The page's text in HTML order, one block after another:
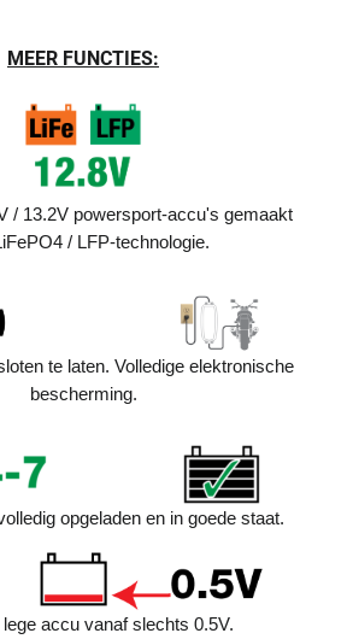
MEER FUNCTIES:
/ 13.2V powersport-accu's gemaakt
/ LFP-technologie.
te laten. Volledige elektronische
bescherming.
opgeladen en in goede staat.
accu vanaf slechts 0.5V.